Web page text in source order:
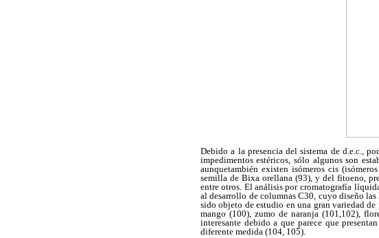
Debido a la presencia del sistema de d.e.c.,
impedimentos estéricos, sólo algunos son
aunquetambién existen isómeros cis
semilla de Bixa orellana (93), y del fitoeno,
entre otros. El análisis por cromatografía
al desarrollo de columnas C30, cuyo diseño las
sido objeto de estudio en una gran variedad de
mango (100), zumo de naranja (101,102),
interesante debido a que parece que presentan
diferente medida (104, 105).